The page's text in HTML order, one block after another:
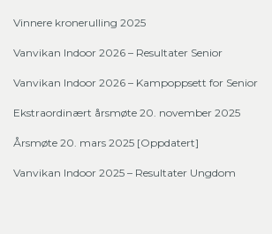
Vinnere kronerulling 2025
Vanvikan Indoor 2026 – Resultater Senior
Vanvikan Indoor 2026 – Kampoppsett for Senior
Ekstraordinært årsmøte 20. november 2025
Årsmøte 20. mars 2025 [Oppdatert]
Vanvikan Indoor 2025 – Resultater Ungdom